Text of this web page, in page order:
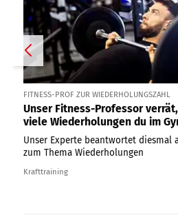
FITNESS-PROF ZUR WIEDERHOLUNGSZAHL
Unser Fitness-Professor
viele Wiederholungen du im
wirklich machen solltest
Unser Experte beantwortet diesmal
zum Thema Wiederholungen
Krafttraining